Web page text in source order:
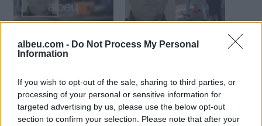
albeu.com - Do Not Process My Personal
Information
If you wish to opt-out of the sale, sharing to third parties, or
processing of your personal or sensitive information for
targeted advertising by us, please use the below opt-out
section to confirm your selection. Please note that after your
“ushtarë”, kush është
shkodrani Jetmir Kastrati,
e Astrit Beqirit
drogës në Danimarkë,